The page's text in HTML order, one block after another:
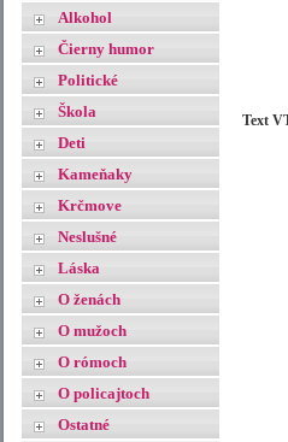
Alkohol
Čierny humor
Politické
Škola
Deti
Kameňaky
Krčmove
Neslušné
Láska
O ženách
O mužoch
O rómoch
O policajtoch
Ostatné
Text